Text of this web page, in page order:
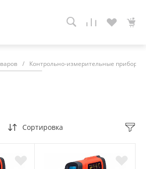
/ Контрольно-измерительные приборы
Сортировка